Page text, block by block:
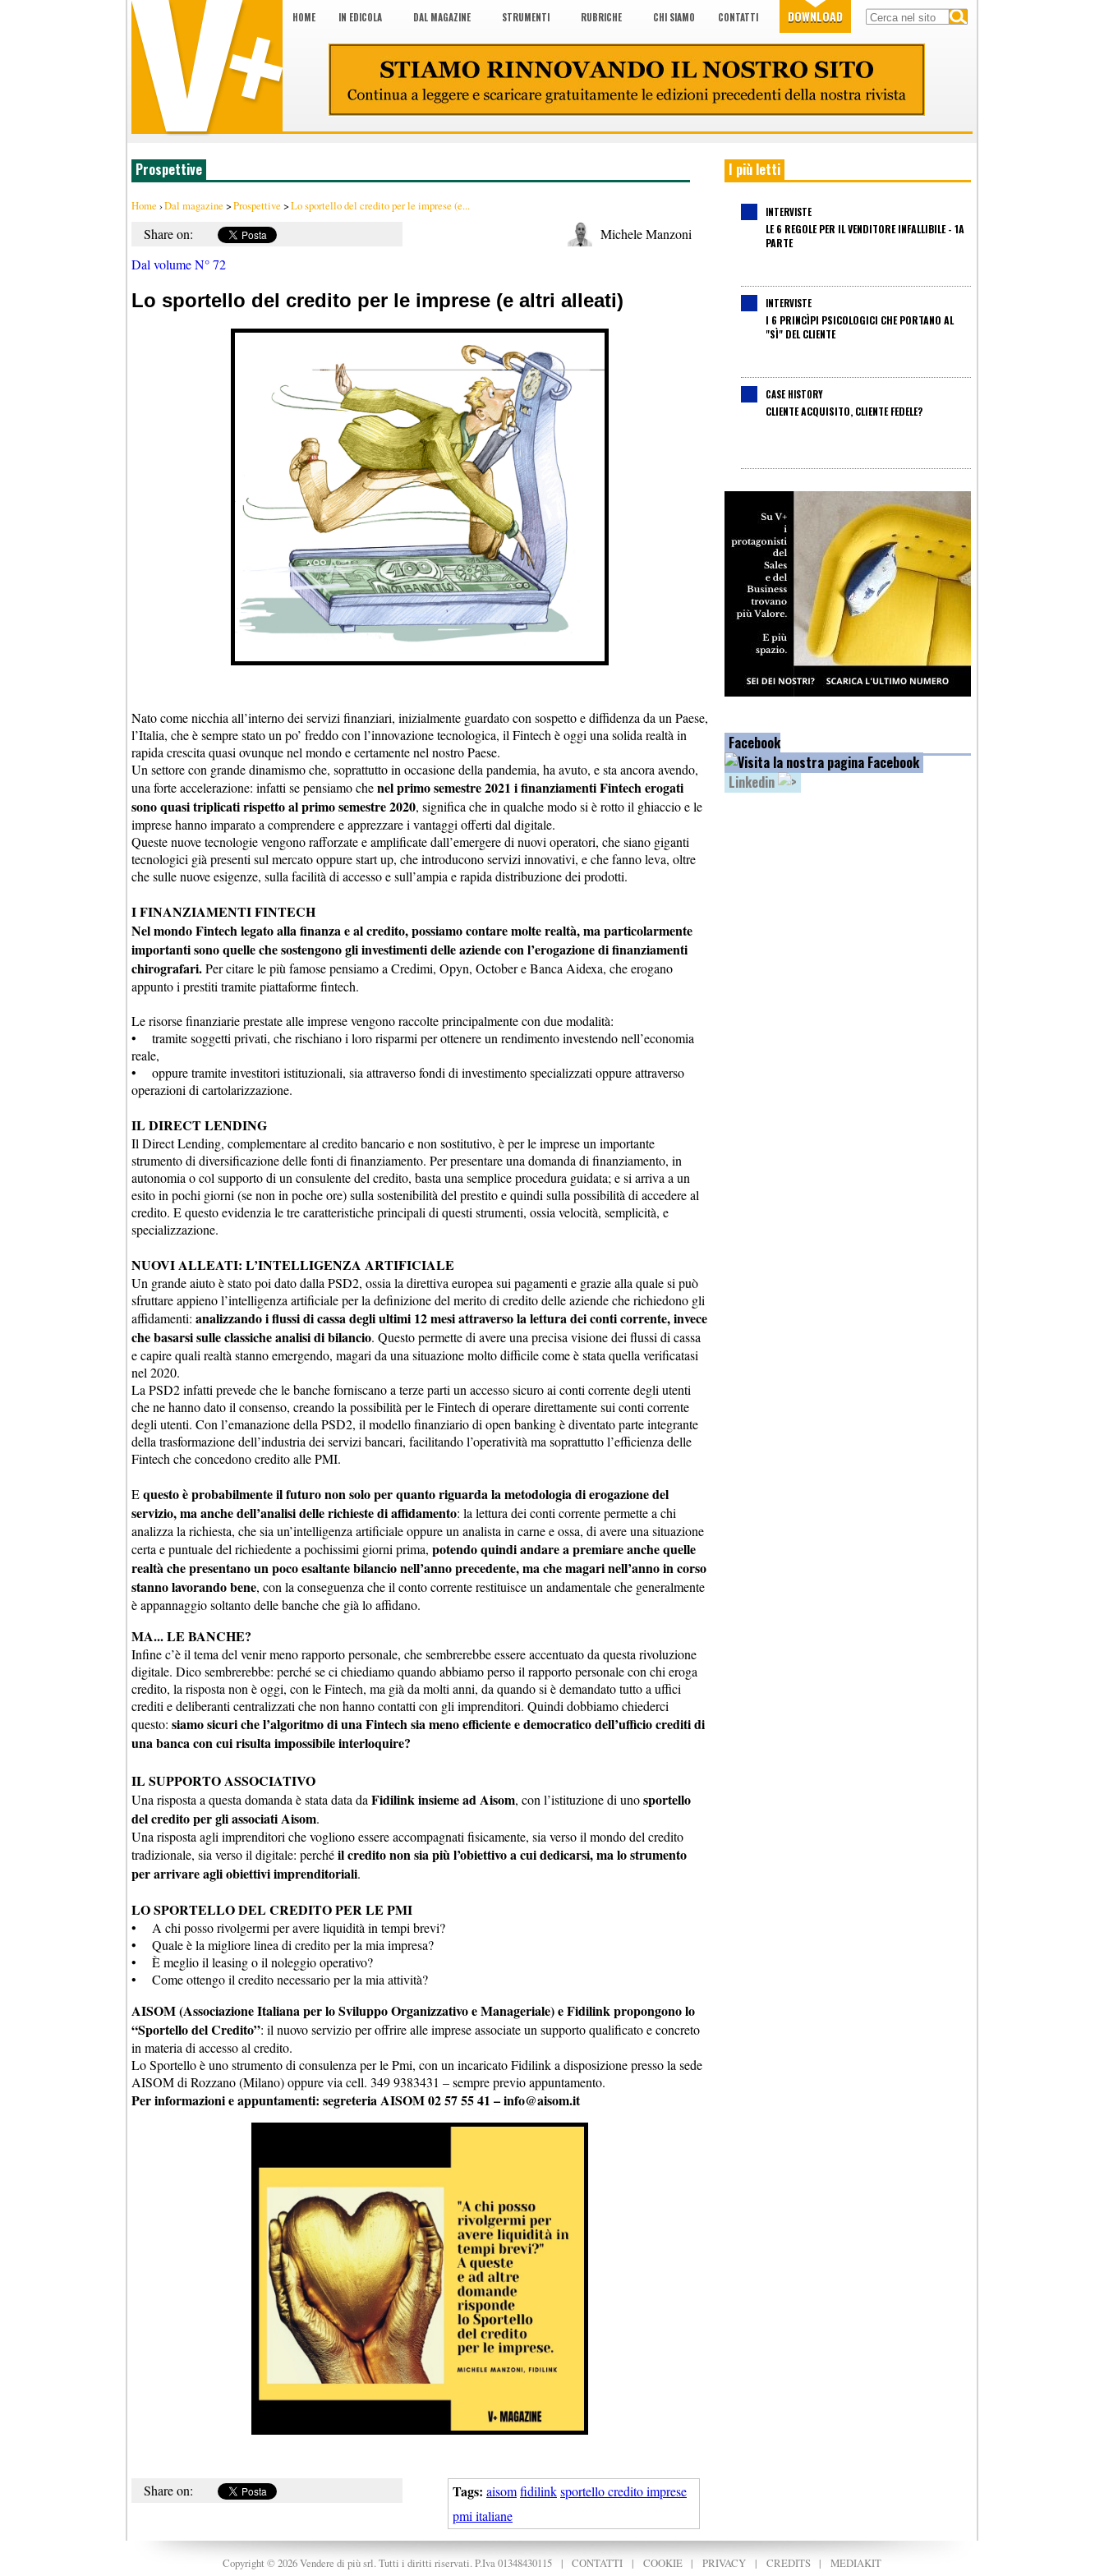
HOME IN EDICOLA DAL MAGAZINE STRUMENTI RUBRICHE CHI SIAMO CONTATTI DOWNLOAD
Prospettive
Home ›Dal magazine >Prospettive >Lo sportello del credito per le imprese (e...
Share on:
Michele Manzoni
Dal volume N° 72
Lo sportello del credito per le imprese (e altri alleati)
Nato come nicchia all’interno dei servizi finanziari, inizialmente guardato con sospetto e diffidenza da un Paese,
l’Italia, che è sempre stato un po’ freddo con l’innovazione tecnologica, il Fintech è oggi una solida realtà in
rapida crescita quasi ovunque nel mondo e certamente nel nostro Paese.
Un settore con grande dinamismo che, soprattutto in occasione della pandemia, ha avuto, e sta ancora avendo,
una forte accelerazione: infatti se pensiamo chenel primo semestre 2021 i finanziamenti Fintech erogati
sono quasi triplicati rispetto al primo semestre 2020, significa che in qualche modo si è rotto il ghiaccio e le
imprese hanno imparato a comprendere e apprezzare i vantaggi offerti dal digitale.
Queste nuove tecnologie vengono rafforzate e amplificate dall’emergere di nuovi operatori, che siano giganti
tecnologici già presenti sul mercato oppure start up, che introducono servizi innovativi, e che fanno leva, oltre
che sulle nuove esigenze, sulla facilità di accesso e sull’ampia e rapida distribuzione dei prodotti.
I FINANZIAMENTI FINTECH
Nel mondo Fintech legato alla finanza e al credito, possiamo contare molte realtà, ma particolarmente
importanti sono quelle che sostengono gli investimenti delle aziende con l’erogazione di finanziamenti
chirografari.Per citare le più famose pensiamo a Credimi, Opyn, October e Banca Aidexa, che erogano
appunto i prestiti tramite piattaforme fintech.
Le risorse finanziarie prestate alle imprese vengono raccolte principalmente con due modalità:
• tramite soggetti privati, che rischiano i loro risparmi per ottenere un rendimento investendo nell’economia
reale,
• oppure tramite investitori istituzionali, sia attraverso fondi di investimento specializzati oppure attraverso
operazioni di cartolarizzazione.
IL DIRECT LENDING
Il Direct Lending, complementare al credito bancario e non sostitutivo, è per le imprese un importante
strumento di diversificazione delle fonti di finanziamento. Per presentare una domanda di finanziamento, in
autonomia o col supporto di un consulente del credito, basta una semplice procedura guidata; e si arriva a un
esito in pochi giorni (se non in poche ore) sulla sostenibilità del prestito e quindi sulla possibilità di accedere al
credito. E questo evidenzia le tre caratteristiche principali di questi strumenti, ossia velocità, semplicità, e
specializzazione.
NUOVI ALLEATI: L’INTELLIGENZA ARTIFICIALE
Un grande aiuto è stato poi dato dalla PSD2, ossia la direttiva europea sui pagamenti e grazie alla quale si può
sfruttare appieno l’intelligenza artificiale per la definizione del merito di credito delle aziende che richiedono gli
affidamenti: analizzando i flussi di cassa degli ultimi 12 mesi attraverso la lettura dei conti corrente, invece
che basarsi sulle classiche analisi di bilancio. Questo permette di avere una precisa visione dei flussi di cassa
e capire quali realtà stanno emergendo, magari da una situazione molto difficile come è stata quella verificatasi
nel 2020.
La PSD2 infatti prevede che le banche forniscano a terze parti un accesso sicuro ai conti corrente degli utenti
che ne hanno dato il consenso, creando la possibilità per le Fintech di operare direttamente sui conti corrente
degli utenti. Con l’emanazione della PSD2, il modello finanziario di open banking è diventato parte integrante
della trasformazione dell’industria dei servizi bancari, facilitando l’operatività ma soprattutto l’efficienza delle
Fintech che concedono credito alle PMI.
Equesto è probabilmente il futuro non solo per quanto riguarda la metodologia di erogazione del
servizio, ma anche dell’analisi delle richieste di affidamento: la lettura dei conti corrente permette a chi
analizza la richiesta, che sia un’intelligenza artificiale oppure un analista in carne e ossa, di avere una situazione
certa e puntuale del richiedente a pochissimi giorni prima, potendo quindi andare a premiare anche quelle
realtà che presentano un poco esaltante bilancio nell’anno precedente, ma che magari nell’anno in corso
stanno lavorando bene, con la conseguenza che il conto corrente restituisce un andamentale che generalmente
è appannaggio soltanto delle banche che già lo affidano.
MA... LE BANCHE?
Infine c’è il tema del venir meno rapporto personale, che sembrerebbe essere accentuato da questa rivoluzione
digitale. Dico sembrerebbe: perché se ci chiediamo quando abbiamo perso il rapporto personale con chi eroga
credito, la risposta non è oggi, con le Fintech, ma già da molti anni, da quando si è demandato tutto a uffici
crediti e deliberanti centralizzati che non hanno contatti con gli imprenditori. Quindi dobbiamo chiederci
questo: siamo sicuri che l’algoritmo di una Fintech sia meno efficiente e democratico dell’ufficio crediti di
una banca con cui risulta impossibile interloquire?
IL SUPPORTO ASSOCIATIVO
Una risposta a questa domanda è stata data da Fidilink insieme ad Aisom, con l’istituzione di unosportello
del credito per gli associati Aisom.
Una risposta agli imprenditori che vogliono essere accompagnati fisicamente, sia verso il mondo del credito
tradizionale, sia verso il digitale: perchéil credito non sia più l’obiettivo a cui dedicarsi, ma lo strumento
per arrivare agli obiettivi imprenditoriali.
LO SPORTELLO DEL CREDITO PER LE PMI
• A chi posso rivolgermi per avere liquidità in tempi brevi?
• Quale è la migliore linea di credito per la mia impresa?
• È meglio il leasing o il noleggio operativo?
• Come ottengo il credito necessario per la mia attività?
AISOM (Associazione Italiana per lo Sviluppo Organizzativo e Manageriale) e Fidilink propongono lo
“Sportello del Credito”: il nuovo servizio per offrire alle imprese associate un supporto qualificato e concreto
in materia di accesso al credito.
Lo Sportello è uno strumento di consulenza per le Pmi, con un incaricato Fidilink a disposizione presso la sede
AISOM di Rozzano (Milano) oppure via cell. 349 9383431 – sempre previo appuntamento.
Per informazioni e appuntamenti: segreteria AISOM 02 57 55 41 – info@aisom.it
Tags: aisomfidilinksportello credito imprese
pmi italiane
Share on:
I più letti
INTERVISTE
LE 6 REGOLE PER IL VENDITORE INFALLIBILE - 1A
PARTE
INTERVISTE
I 6 PRINCÌPI PSICOLOGICI CHE PORTANO AL
"SÌ" DEL CLIENTE
CASE HISTORY
CLIENTE ACQUISITO, CLIENTE FEDELE?
Facebook
Linkedin
Copyright © 2026 Vendere di più srl. Tutti i diritti riservati. P.Iva 01348430115 |CONTATTI | COOKIE|PRIVACY | CREDITS| MEDIAKIT